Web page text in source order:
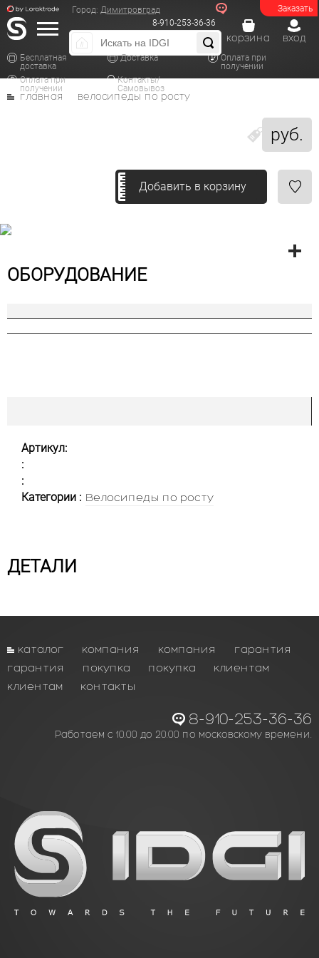
Заказать
Город: Димитровград
8-910-253-36-36
Бесплатная
доставка
Доставка
Оплата при
получении
Оплата при
получении
Контакты/
Самовывоз
вход
корзина
руб.
главная велосипеды по росту
Добавить в корзину
ОБОРУДОВАНИЕ
Артикул:
:
:
Категории : Велосипеды по росту
ДЕТАЛИ
каталог компания компания
гарантия
гарантия
покупка покупка
клиентам
клиентам
контакты
8-910-253-36-36
Работаем с 10.00 до 20.00 по московскому времени.